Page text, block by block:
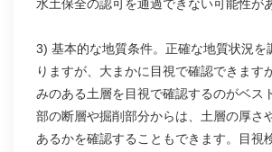
水土保全の認可を通過できない可能性が
3) 基本的な地質条件。正確な地質状況を
りますが、大まかに目視で確認できます
みのある土層を目視で確認するのがベス
部の断層や掘削部分からは、土層の厚さ
あるかを確認することもできます。目視